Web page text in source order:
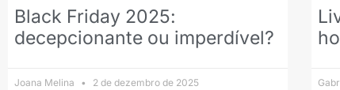
Black Friday 2025:
decepcionante ou imperdível?
Joana Melina 2 de dezembro de 2025